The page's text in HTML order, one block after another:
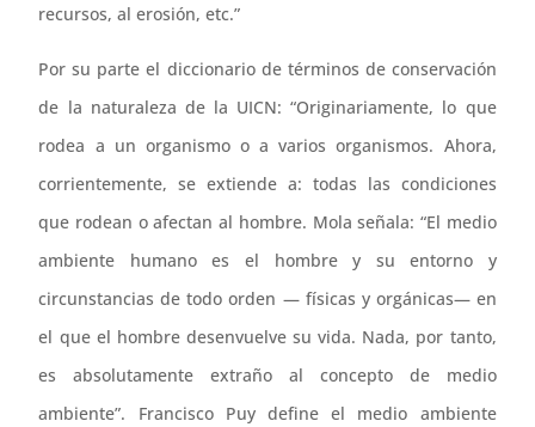
recursos, al erosión, etc.”
Por su parte el diccionario de términos de conservación
de la naturaleza de la UICN: “Originariamente, lo que
rodea a un organismo o a varios organismos. Ahora,
corrientemente, se extiende a: todas las condiciones
que rodean o afectan al hombre. Mola señala: “El medio
ambiente humano es el hombre y su entorno y
circunstancias de todo orden — físicas y orgánicas— en
el que el hombre desenvuelve su vida. Nada, por tanto,
es absolutamente extraño al concepto de medio
ambiente”. Francisco Puy define el medio ambiente